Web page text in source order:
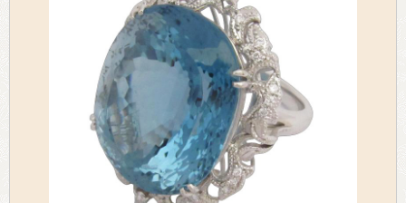
> お知らせ
> キャンペーン情報
> 会社概要
> アクセス
> よくあるご質問